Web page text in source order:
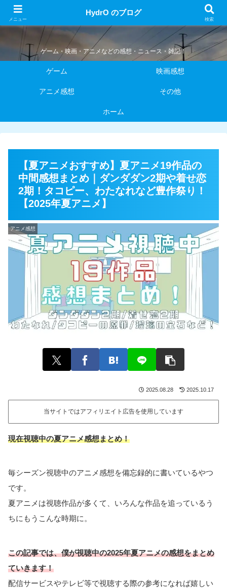
HydrO のブログ
ゲーム・映画・アニメなどの感想・ニュース・雑記！
ゲーム 映画感想
アニメ感想 その他
ホーム
【夏アニメおすすめ】夏アニメ19作品の
中間感想まとめ｜ダンダダン2期や着せ恋
2期！タコピー、わたなれなど豊作祭り！
【2025年夏アニメ】
アニメ感想
2025.08.28 2025.10.17
当サイトではアフィリエイト広告を使用しています
現在視聴中の夏アニメ感想まとめ！
毎シーズン視聴中のアニメ感想を備忘録的に書いているやつ
です。
夏アニメは視聴作品が多くて、いろんな作品を追っているう
ちにもうこんな時期に。
この記事では、僕が視聴中の2025年夏アニメの感想をまとめ
ていきます！
配信サービスやテレビ等で視聴する際の参考になれば嬉しい
メニュー
HydrO のブログ
検索